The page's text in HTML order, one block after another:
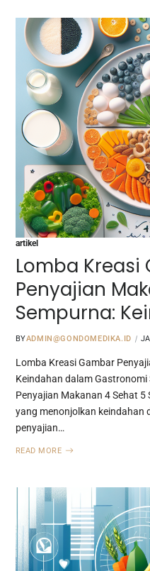
artikel
Lomba Kreasi
Penyajian
Sempurna:
BYADMIN@GONDOMEDIKA.ID
Lomba Kreasi Gambar
Keindahan dalam
Penyajian Makanan 4 Sehat
yang menonjolkan keindahan
penyajian…
READ MORE